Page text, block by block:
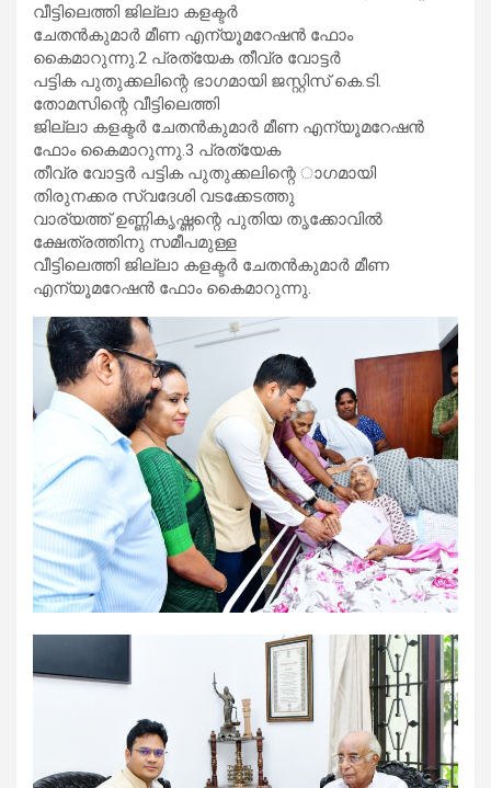
വീട്ടിലെത്തി ജില്ലാ കളക്ടർ
ചേതൻകുമാർ മീണ എന്യൂമറേഷൻ ഫോം
കൈമാറുന്നു.2 പ്രത്യേക തീവ്ര വോട്ടർ
പട്ടിക പുതുക്കലിന്റെ ഭാഗമായി ജസ്റ്റിസ് കെ.ടി.
തോമസിന്റെ വീട്ടിലെത്തി
ജില്ലാ കളക്ടർ ചേതൻകുമാർ മീണ എന്യൂമറേഷൻ
ഫോം കൈമാറുന്നു.3 പ്രത്യേക
തീവ്ര വോട്ടർ പട്ടിക പുതുക്കലിന്റെ ാഗമായി
തിരുനക്കര സ്വദേശി വടക്കേടത്തു
വാര്യത്ത് ഉണ്ണികൃഷ്ണന്റെ പുതിയ തൃക്കോവിൽ
ക്ഷേത്രത്തിനു സമീപമുള്ള
വീട്ടിലെത്തി ജില്ലാ കളക്ടർ ചേതൻകുമാർ മീണ
എന്യൂമറേഷൻ ഫോം കൈമാറുന്നു.